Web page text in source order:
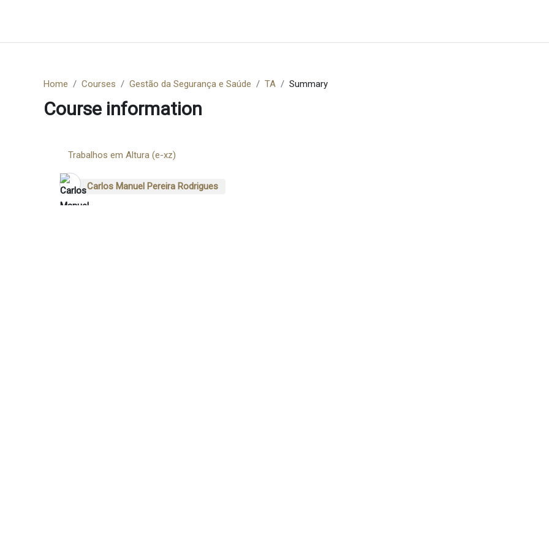
Home Courses Gestão da Segurança e Saúde TA Summary
Course information
Trabalhos em Altura (e-xz)
Carlos Manuel Pereira Rodrigues